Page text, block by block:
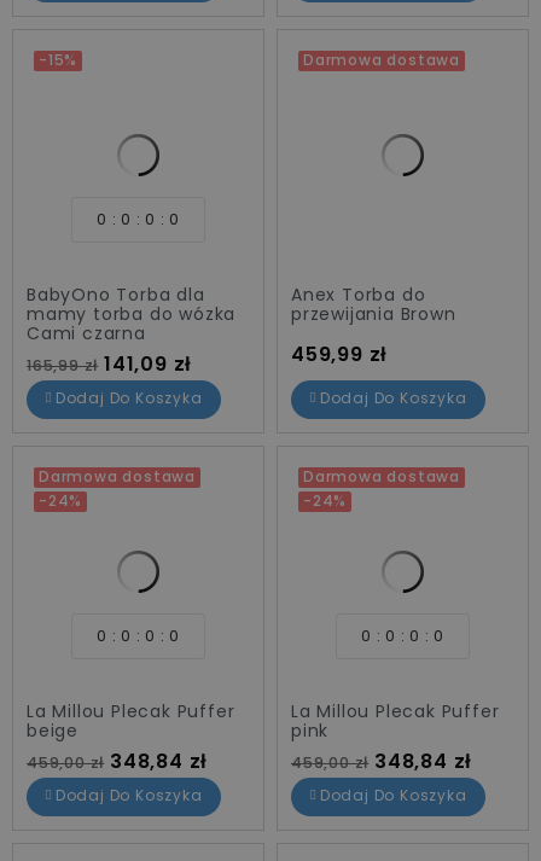
Elodie
Kiokids
My Baby Bottle
Promocje
-15%
0 0 0 0
BabyOno Torba dla
mamy torba do wózka
Cami czarna
Cena standardowa
165,99 zł Cena
141,09 zł
Dodaj Do Koszyka
Darmowa dostawa
Anex Torba do
przewijania Brown
Cena
459,99 zł
Dodaj Do Koszyka
Darmowa dostawa
-24%
0 0 0 0
La Millou Plecak Puffer
beige
Cena standardowa
459,00 zł Cena
348,84 zł
Dodaj Do Koszyka
Darmowa dostawa
-24%
0 0 0 0
La Millou Plecak Puffer
pink
Cena standardowa
459,00 zł Cena
348,84 zł
Dodaj Do Koszyka